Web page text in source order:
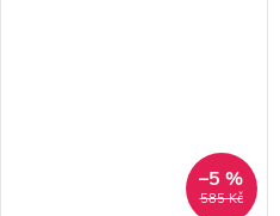
585 Kč
–5 %